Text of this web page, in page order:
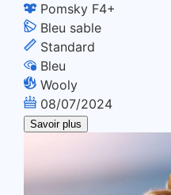
Pomsky F4+
Bleu sable
Standard
Bleu
Wooly
08/07/2024
Savoir plus